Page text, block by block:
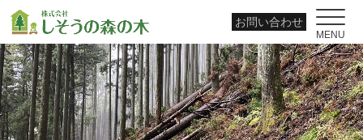
お問い合わせ
MENU